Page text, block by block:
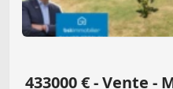
433000 € - Vente -